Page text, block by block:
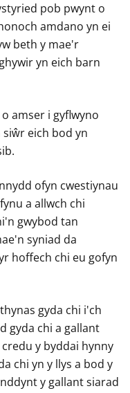
pob pwynt o
amdano yn ei
beth y mae'r
yn eich barn
amser i gyflwyno
eich bod yn
ofyn cwestiynau
a allwch chi
gwybod tan
syniad da
hoffech chi eu gofyn
gyda chi i'ch
gyda chi a gallant
y byddai hynny
chi yn y llys a bod y
y gallant siarad